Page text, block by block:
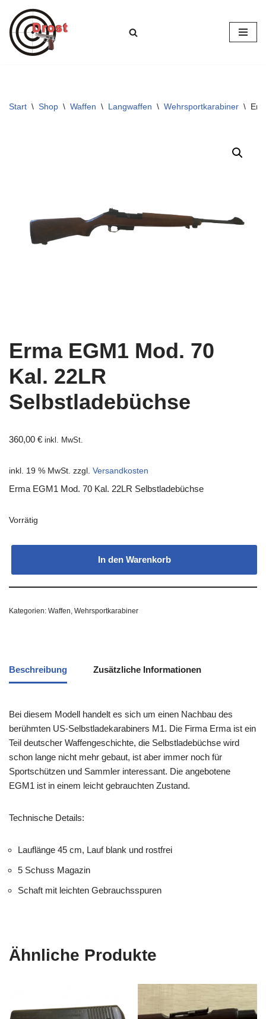
Zum
Inhalt
Start \ Shop \ Waffen \ Langwaffen \ Wehrsportkarabiner \
Erma EGM1 Mod. 70
Kal. 22LR
Selbstladebüchse
360,00 € inkl. MwSt.
inkl. 19 % MwSt. zzgl. Versandkosten
Erma EGM1 Mod. 70 Kal. 22LR Selbstladebüchse
Vorrätig
In den Warenkorb
Kategorien: Waffen Wehrsportkarabiner
Beschreibung Zusätzliche Informationen
Bei diesem Modell handelt es sich um einen Nachbau des
berühmten US-Selbstladekarabiners M1. Die Firma Erma ist ein
Teil deutscher Waffengeschichte, die Selbstladebüchse wird
schon lange nicht mehr gebaut, ist aber immer noch für
Sportschützen und Sammler interessant. Die angebotene
EGM1 ist in einem leicht gebrauchten Zustand.
Technische Details:
Lauflänge 45 cm, Lauf blank und rostfrei
5 Schuss Magazin
Schaft mit leichten Gebrauchsspuren
Ähnliche Produkte